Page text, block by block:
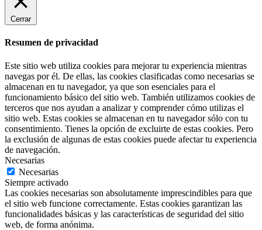
Cerrar
Resumen de privacidad
Este sitio web utiliza cookies para mejorar tu experiencia mientras
navegas por él. De ellas, las cookies clasificadas como necesarias se
almacenan en tu navegador, ya que son esenciales para el
funcionamiento básico del sitio web. También utilizamos cookies de
terceros que nos ayudan a analizar y comprender cómo utilizas el
sitio web. Estas cookies se almacenan en tu navegador sólo con tu
consentimiento. Tienes la opción de excluirte de estas cookies. Pero
la exclusión de algunas de estas cookies puede afectar tu experiencia
de navegación.
Necesarias
Necesarias
Siempre activado
Las cookies necesarias son absolutamente imprescindibles para que
el sitio web funcione correctamente. Estas cookies garantizan las
funcionalidades básicas y las características de seguridad del sitio
web, de forma anónima.